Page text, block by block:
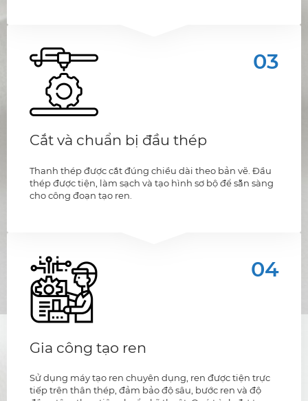
03
Cắt và chuẩn bị đầu thép
Thanh thép được cắt đúng chiều dài theo bản vẽ. Đầu
thép được tiện, làm sạch và tạo hình sơ bộ để sẵn sàng
cho công đoạn tạo ren.
04
Gia công tạo ren
Sử dụng máy tạo ren chuyên dụng, ren được tiện trực
tiếp trên thân thép, đảm bảo độ sâu, bước ren và độ